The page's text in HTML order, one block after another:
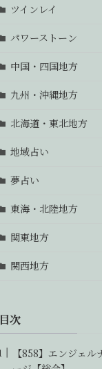
ツインレイ
パワーストーン
中国・四国地方
九州・沖縄地方
北海道・東北地方
地域占い
夢占い
東海・北陸地方
関東地方
関西地方
目次
【858】エンジェ